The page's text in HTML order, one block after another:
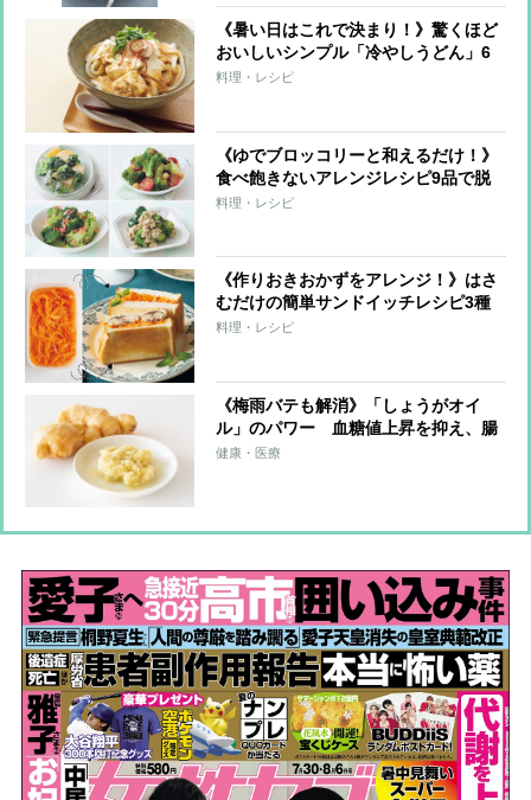
《暑い日はこれで決まり！》驚くほど
おいしいシンプル「冷やしうどん」6
レシピ！
料理・レシピ
《ゆでブロッコリーと和えるだけ！》
食べ飽きないアレンジレシピ9品で脱
マンネリ！
料理・レシピ
《作りおきおかずをアレンジ！》はさ
むだけの簡単サンドイッチレシピ3種
料理・レシピ
《梅雨バテも解消》「しょうがオイ
ル」のパワー 血糖値上昇を抑え、腸
活サポート、代謝促進に殺菌作用も
健康・医療